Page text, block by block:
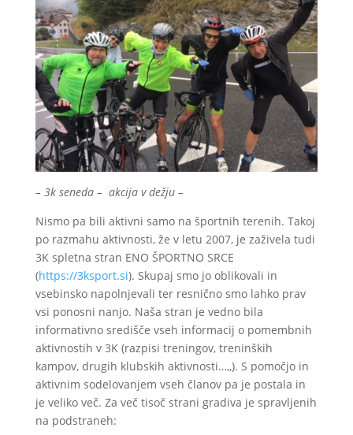
– 3k seneda – akcija v dežju –
Nismo pa bili aktivni samo na športnih terenih. Takoj
po razmahu aktivnosti, že v letu 2007, je zaživela tudi
3K spletna stran ENO ŠPORTNO SRCE
(https://3ksport.si). Skupaj smo jo oblikovali in
vsebinsko napolnjevali ter resnično smo lahko prav
vsi ponosni nanjo. Naša stran je vedno bila
informativno središče vseh informacij o pomembnih
aktivnostih v 3K (razpisi treningov, treninških
kampov, drugih klubskih aktivnosti…,,). S pomočjo in
aktivnim sodelovanjem vseh članov pa je postala in
je veliko več. Za več tisoč strani gradiva je spravljenih
na podstraneh: